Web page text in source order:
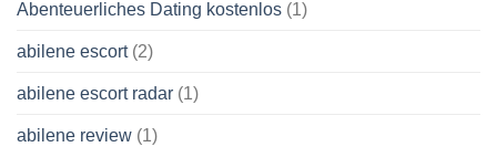
Abenteuerliches Dating kostenlos (1)
abilene escort(2)
abilene escort radar (1)
abilene review (1)